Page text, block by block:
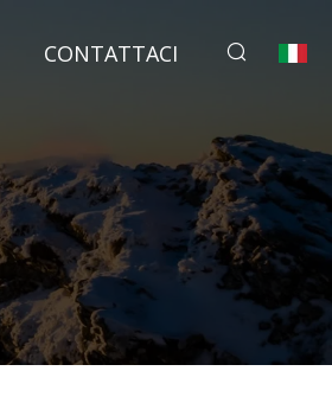
CONTATTACI